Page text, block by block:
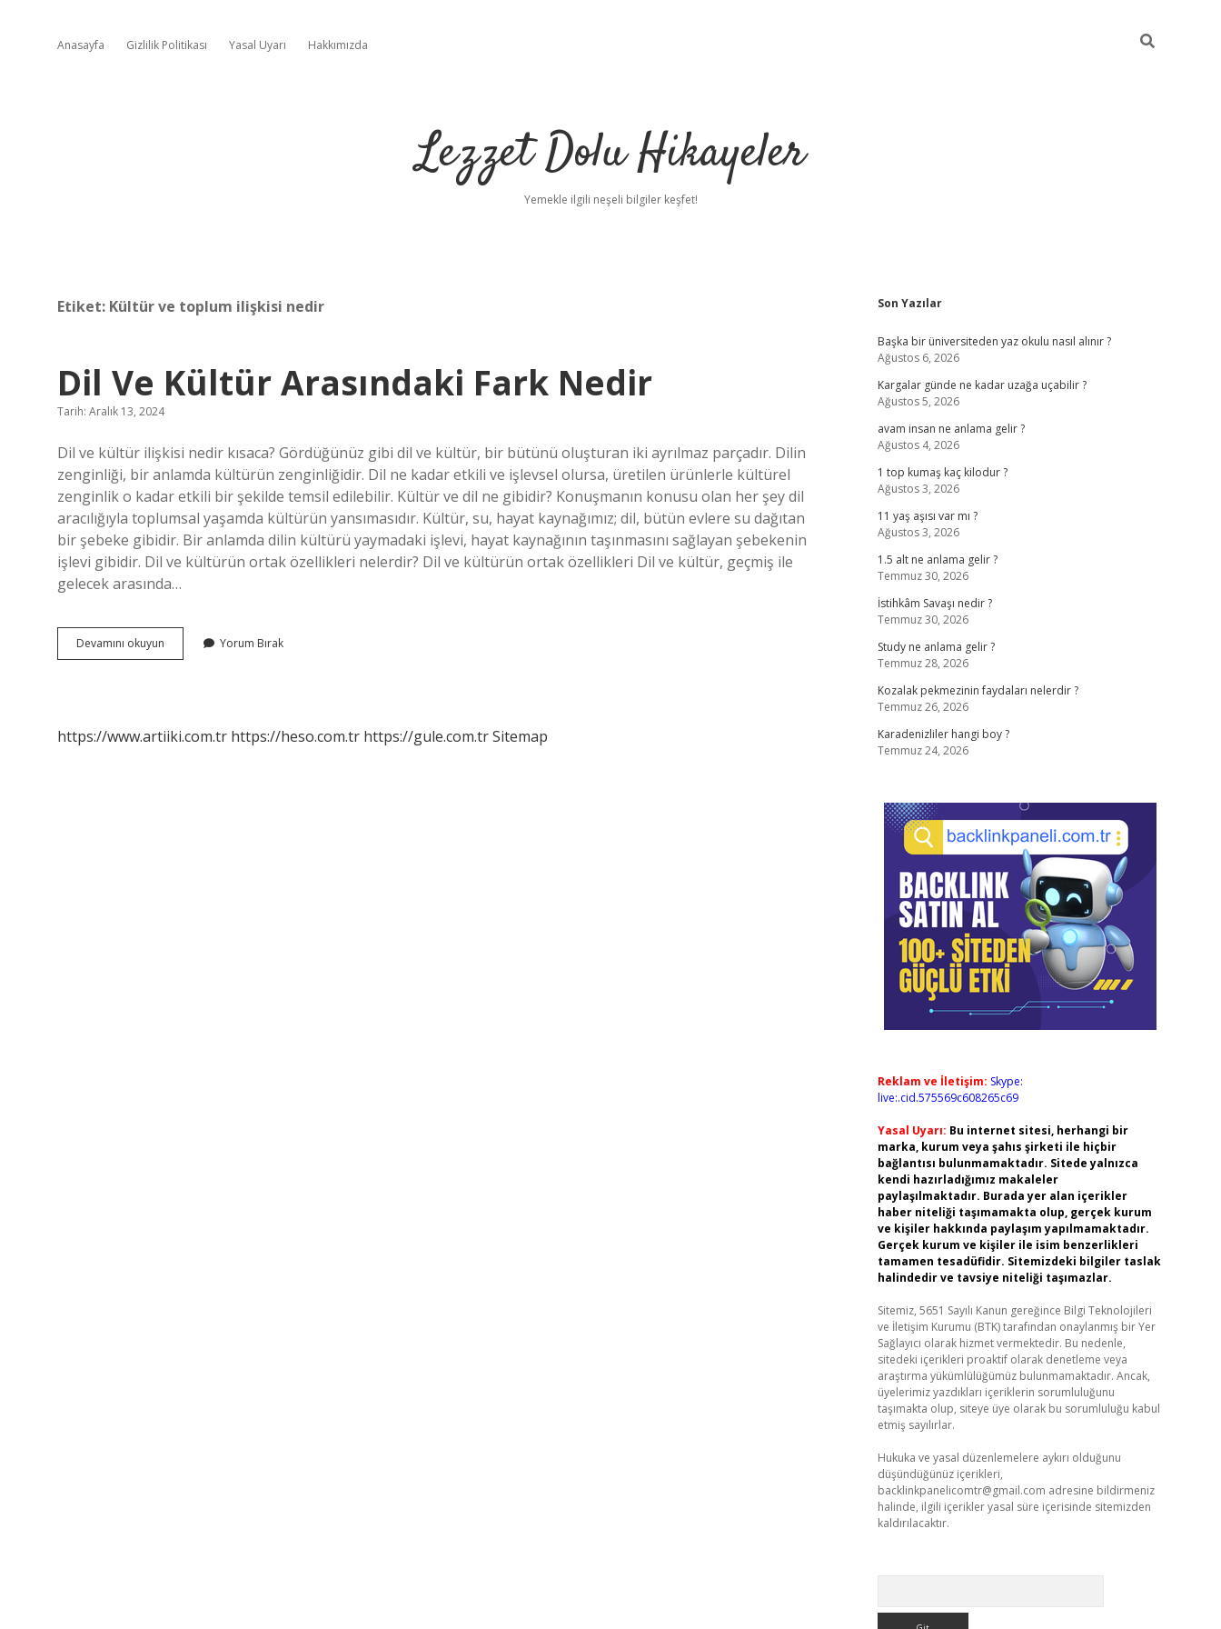
Anasayfa Gizlilik Politikası Yasal Uyarı Hakkımızda
Lezzet Dolu Hikayeler
Yemekle ilgili neşeli bilgiler keşfet!
Etiket: Kültür ve toplum ilişkisi nedir
Dil Ve Kültür Arasındaki Fark Nedir
Tarih: Aralık 13, 2024
Dil ve kültür ilişkisi nedir kısaca? Gördüğünüz gibi dil ve kültür, bir bütünü oluşturan iki ayrılmaz parçadır. Dilin
zenginliği, bir anlamda kültürün zenginliğidir. Dil ne kadar etkili ve işlevsel olursa, üretilen ürünlerle kültürel
zenginlik o kadar etkili bir şekilde temsil edilebilir. Kültür ve dil ne gibidir? Konuşmanın konusu olan her şey dil
aracılığıyla toplumsal yaşamda kültürün yansımasıdır. Kültür, su, hayat kaynağımız; dil, bütün evlere su dağıtan
bir şebeke gibidir. Bir anlamda dilin kültürü yaymadaki işlevi, hayat kaynağının taşınmasını sağlayan şebekenin
işlevi gibidir. Dil ve kültürün ortak özellikleri nelerdir? Dil ve kültürün ortak özellikleri Dil ve kültür, geçmiş ile
gelecek arasında…
Devamını okuyun
Ve
Yorum Bırak
https://www.artiiki.com.tr https://heso.com.tr https://gule.com.trSitemap
Sidebar
Son Yazılar
Başka bir üniversiteden yaz okulu nasıl alınır ?
Ağustos 6, 2026
Kargalar günde ne kadar uzağa uçabilir ?
Ağustos 5, 2026
avam insan ne anlama gelir ?
Ağustos 4, 2026
1 top kumaş kaç kilodur ?
Ağustos 3, 2026
11 yaş aşısı var mı ?
Ağustos 3, 2026
1.5 alt ne anlama gelir ?
Temmuz 30, 2026
İstihkâm Savaşı nedir ?
Temmuz 30, 2026
Study ne anlama gelir ?
Temmuz 28, 2026
Kozalak pekmezinin faydaları nelerdir ?
Temmuz 26, 2026
Karadenizliler hangi boy ?
Temmuz 24, 2026
Reklam ve İletişim: Skype:
live:.cid.575569c608265c69
Yasal Uyarı: Bu internet sitesi, herhangi bir
marka, kurum veya şahıs şirketi ile hiçbir
bağlantısı bulunmamaktadır. Sitede yalnızca
kendi hazırladığımız makaleler
paylaşılmaktadır. Burada yer alan içerikler
haber niteliği taşımamakta olup, gerçek kurum
ve kişiler hakkında paylaşım yapılmamaktadır.
Gerçek kurum ve kişiler ile isim benzerlikleri
tamamen tesadüfidir. Sitemizdeki bilgiler taslak
halindedir ve tavsiye niteliği taşımazlar.
Sitemiz, 5651 Sayılı Kanun gereğince Bilgi Teknolojileri
ve İletişim Kurumu (BTK) tarafından onaylanmış bir Yer
Sağlayıcı olarak hizmet vermektedir. Bu nedenle,
sitedeki içerikleri proaktif olarak denetleme veya
araştırma yükümlülüğümüz bulunmamaktadır. Ancak,
üyelerimiz yazdıkları içeriklerin sorumluluğunu
taşımakta olup, siteye üye olarak bu sorumluluğu kabul
etmiş sayılırlar.
Hukuka ve yasal düzenlemelere aykırı olduğunu
düşündüğünüz içerikleri,
backlinkpanelicomtr@gmail.com adresine bildirmeniz
halinde, ilgili içerikler yasal süre içerisinde sitemizden
kaldırılacaktır.